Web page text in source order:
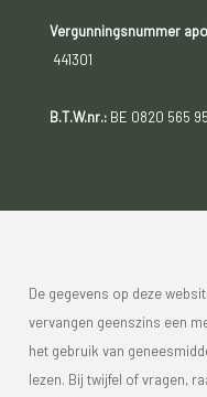
Vergunningsnummer
441301
B.T.W.nr.:BE 0820 565
De gegevens op deze
vervangen geenszins een
het gebruik van
lezen. Bij twijfel of vragen,